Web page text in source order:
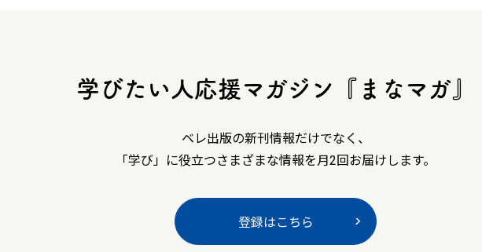
学びたい人応援マガジン『まなマガ』
ベレ出版の新刊情報だけでなく、
「学び」に役立つさまざまな情報を月2回お届けします。
登録はこちら